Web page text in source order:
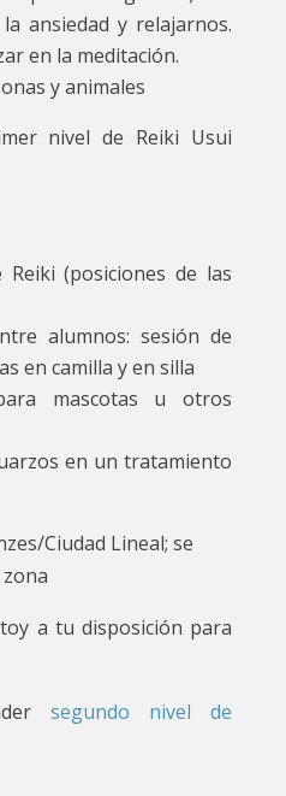
ansiedad y relajarnos.
en la meditación.
y animales
nivel de Reiki Usui
(posiciones de las
alumnos: sesión de
en camilla y en silla
mascotas u otros
en un tratamiento
Ciudad Lineal; se
a tu disposición para
segundo nivel de